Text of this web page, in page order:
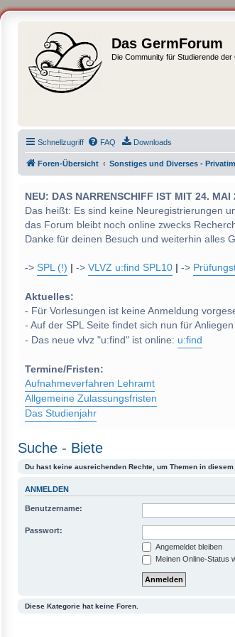
Das GermForum
Die Community für Studierende
Schnellzugriff FAQ Downloads
Foren-Übersicht Sonstiges und Diverses -
NEU: DAS NARRENSCHIFF IST MIT 24.
Das heißt: Es sind keine Neuregistrierungen
das Forum bleibt noch online zwecks
Danke für deinen Besuch und weiterhin alles
-> SPL (!) -> VLVZ u:find SPL10 ->
Aktuelles:
- Für Vorlesungen ist keine Anmeldung
- Auf der SPL Seite findet sich nun für
- Das neue vlvz "u:find" ist online: u:find
Termine/Fristen:
Aufnahmeverfahren Lehramt
Allgemeine Zulassungsfristen
Das Studienjahr
Suche - Biete
Du hast keine ausreichenden Rechte, um Themen in
ANMELDEN
Benutzername:
Passwort:
Angemeldet bleiben
Meinen Online-Status
Diese Kategorie hat keine Foren.